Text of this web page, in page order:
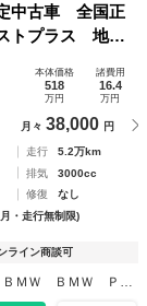
中古車 全国正
トプラス 地デ
ヴァーネスカ
ＰＤＣ トップ
本体価格
518
万円
諸費用
16.4
万円
月々 38,000 円
走行
5.2万km
排気
3000cc
修復
なし
・走行無制限)
ライン商談可
Ｔｏｍｅｉ－Ｙｏｋｏｈａｍａ ＢＭＷ ＢＭＷ Ｐｒｅｍｉｕｍ Ｓｅｌｅｃｔｉｏｎ 横須賀